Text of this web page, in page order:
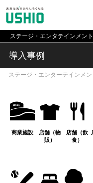
ステージ・エンタテインメント
導入事例
ステージ・エンターテインメン
商業施設
店舗（物
販）
店舗（飲
食）